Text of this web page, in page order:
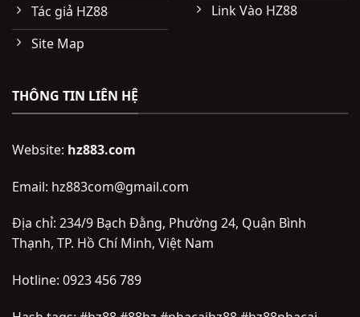
Tác giả HZ88
Site Map
Link Vào HZ88
THÔNG TIN LIÊN HỆ
Website: hz883.com
Email: hz883com@gmail.com
Địa chỉ: 234/9 Bạch Đằng, Phường 24, Quận Bình
Thạnh, TP. Hồ Chí Minh, Việt Nam
Hotline: 0923 456 789